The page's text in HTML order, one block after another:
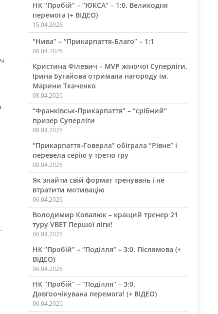
НК “Пробій” – “ЮКСА” – 1:0. Великодня
перемога (+ ВІДЕО)
15.04.2026
“Нива” – “Прикарпаття-Благо” – 1:1
08.04.2026
Кристина Філевич – MVP жіночої Суперліги,
Ірина Бугайова отримала нагороду ім.
Марини Ткаченко
08.04.2026
“Франківськ-Прикарпаття” – “срібний”
призер Суперліги
08.04.2026
“Прикарпаття-Говерла” обіграла “Рівне” і
перевела серію у третю гру
08.04.2026
Як знайти свій формат тренувань і не
втратити мотивацію
06.04.2026
Володимир Ковалюк – кращий тренер 21
туру VBET Першої ліги!
06.04.2026
НК “Пробій” – “Поділля” – 3:0. Післямова (+
ВІДЕО)
06.04.2026
НК “Пробій” – “Поділля” – 3:0.
Довгоочікувана перемога! (+ ВІДЕО)
06.04.2026